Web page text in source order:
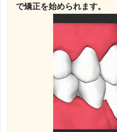
で矯正を始められます。